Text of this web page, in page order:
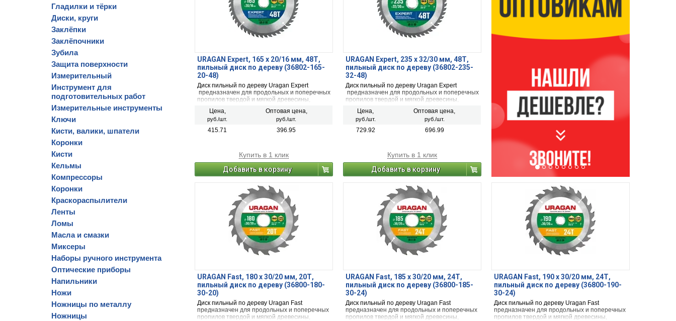
Гладилки и тёрки
Диски, круги
Заклёпки
Заклёпочники
Зубила
Защита поверхности
Измерительный
Инструмент для
подготовительных работ
Измерительные инструменты
Ключи
Кисти, валики, шпатели
Коронки
Кисти
Кельмы
Компрессоры
Коронки
Краскораспылители
Ленты
Ломы
Масла и смазки
Миксеры
Наборы ручного инструмента
Оптические приборы
Напильники
Ножи
Ножницы по металлу
Ножницы
URAGAN Expert, 165 х 20/16 мм, 48Т,
пильный диск по дереву (36802-165-
20-48)
Диск пильный по дереву Uragan Expert
предназначен для продольных и поперечных
пропилов твердой и мягкой древесины,
неламинированной ДСП, строительного
бруса и строительной древесины с остатками
краски.
Цена,
руб./шт.
Оптовая цена,
руб./шт.
415.71 396.95
Купить в 1 клик
Добавить в корзину
URAGAN Expert, 235 х 32/30 мм, 48Т,
пильный диск по дереву (36802-235-
32-48)
Диск пильный по дереву Uragan Expert
предназначен для продольных и поперечных
пропилов твердой и мягкой древесины,
неламинированной ДСП, строительного
бруса и строительной древесины с остатками
краски.
Цена,
руб./шт.
Оптовая цена,
руб./шт.
729.92 696.99
Купить в 1 клик
Добавить в корзину
URAGAN Fast, 180 х 30/20 мм, 20Т,
пильный диск по дереву (36800-180-
30-20)
Диск пильный по дереву Uragan Fast
предназначен для продольных и поперечных
пропилов твердой и мягкой древесины,
URAGAN Fast, 185 x 30/20 мм, 24Т,
пильный диск по дереву (36800-185-
30-24)
Диск пильный по дереву Uragan Fast
предназначен для продольных и поперечных
пропилов твердой и мягкой древесины,
URAGAN Fast, 190 х 30/20 мм, 24Т,
пильный диск по дереву (36800-190-
30-24)
Диск пильный по дереву Uragan Fast
предназначен для продольных и поперечных
пропилов твердой и мягкой древесины,